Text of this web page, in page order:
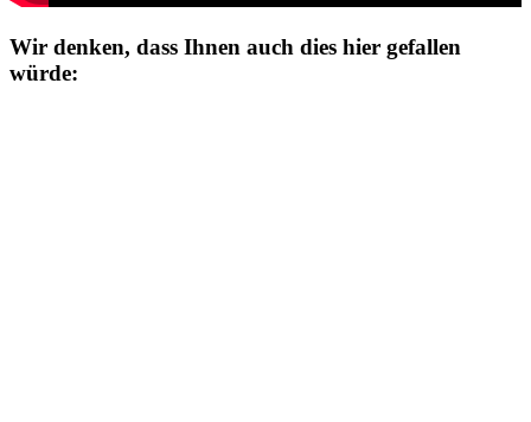
Wir denken, dass Ihnen auch dies hier gefallen
würde: